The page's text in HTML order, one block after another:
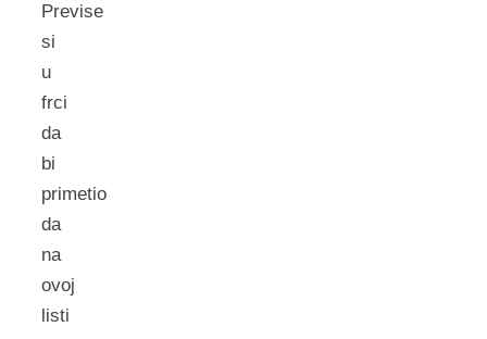
Previse
si
u
frci
da
bi
primetio
da
na
ovoj
listi